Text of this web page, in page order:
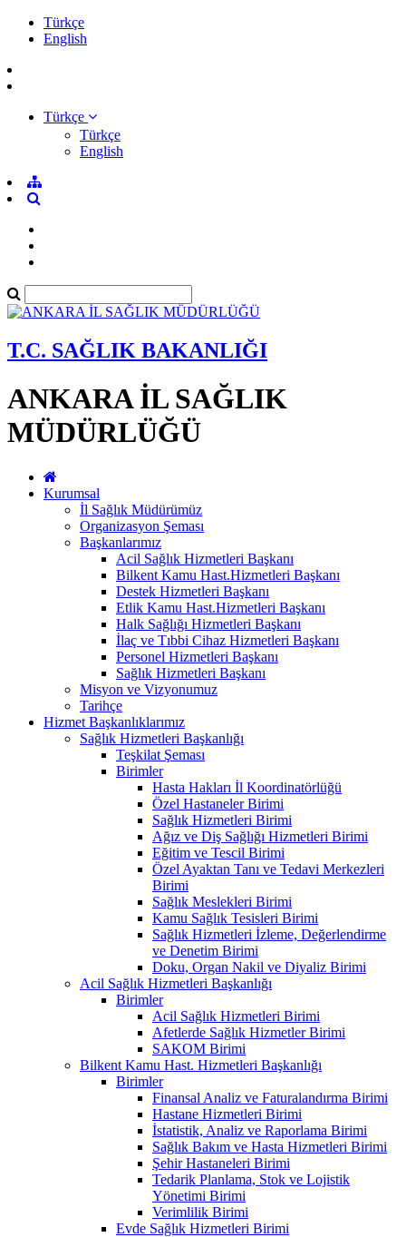
Türkçe
English
Türkçe
Türkçe
English
T.C. SAĞLIK BAKANLIĞI
ANKARA İL SAĞLIK
MÜDÜRLÜĞÜ
Kurumsal
İl Sağlık Müdürümüz
Organizasyon Şeması
Başkanlarımız
Acil Sağlık Hizmetleri Başkanı
Bilkent Kamu Hast.Hizmetleri Başkanı
Destek Hizmetleri Başkanı
Etlik Kamu Hast.Hizmetleri Başkanı
Halk Sağlığı Hizmetleri Başkanı
İlaç ve Tıbbi Cihaz Hizmetleri Başkanı
Personel Hizmetleri Başkanı
Sağlık Hizmetleri Başkanı
Misyon ve Vizyonumuz
Tarihçe
Hizmet Başkanlıklarımız
Sağlık Hizmetleri Başkanlığı
Teşkilat Şeması
Birimler
Hasta Hakları İl Koordinatörlüğü
Özel Hastaneler Birimi
Sağlık Hizmetleri Birimi
Ağız ve Diş Sağlığı Hizmetleri Birimi
Eğitim ve Tescil Birimi
Özel Ayaktan Tanı ve Tedavi Merkezleri
Birimi
Sağlık Meslekleri Birimi
Kamu Sağlık Tesisleri Birimi
Sağlık Hizmetleri İzleme, Değerlendirme
ve Denetim Birimi
Doku, Organ Nakil ve Diyaliz Birimi
Acil Sağlık Hizmetleri Başkanlığı
Birimler
Acil Sağlık Hizmetleri Birimi
Afetlerde Sağlık Hizmetler Birimi
SAKOM Birimi
Bilkent Kamu Hast. Hizmetleri Başkanlığı
Birimler
Finansal Analiz ve Faturalandırma Birimi
Hastane Hizmetleri Birimi
İstatistik, Analiz ve Raporlama Birimi
Sağlık Bakım ve Hasta Hizmetleri Birimi
Şehir Hastaneleri Birimi
Tedarik Planlama, Stok ve Lojistik
Yönetimi Birimi
Verimlilik Birimi
Evde Sağlık Hizmetleri Birimi